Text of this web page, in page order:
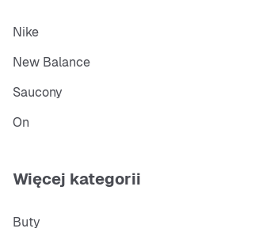
Nike
New Balance
Saucony
On
Więcej kategorii
Buty